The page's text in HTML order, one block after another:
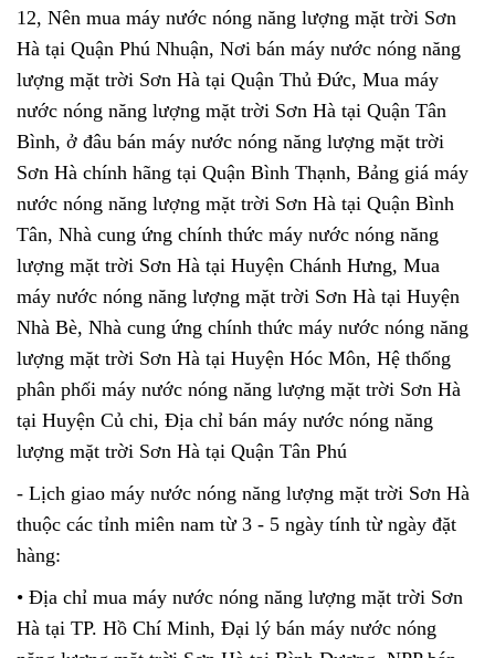
12, Nên mua máy nước nóng năng lượng mặt trời Sơn
Hà tại Quận Phú Nhuận, Nơi bán máy nước nóng năng
lượng mặt trời Sơn Hà tại Quận Thủ Đức, Mua máy
nước nóng năng lượng mặt trời Sơn Hà tại Quận Tân
Bình, ở đâu bán máy nước nóng năng lượng mặt trời
Sơn Hà chính hãng tại Quận Bình Thạnh, Bảng giá máy
nước nóng năng lượng mặt trời Sơn Hà tại Quận Bình
Tân, Nhà cung ứng chính thức máy nước nóng năng
lượng mặt trời Sơn Hà tại Huyện Chánh Hưng, Mua
máy nước nóng năng lượng mặt trời Sơn Hà tại Huyện
Nhà Bè, Nhà cung ứng chính thức máy nước nóng năng
lượng mặt trời Sơn Hà tại Huyện Hóc Môn, Hệ thống
phân phối máy nước nóng năng lượng mặt trời Sơn Hà
tại Huyện Củ chi, Địa chỉ bán máy nước nóng năng
lượng mặt trời Sơn Hà tại Quận Tân Phú
- Lịch giao máy nước nóng năng lượng mặt trời Sơn Hà
thuộc các tỉnh miên nam từ 3 - 5 ngày tính từ ngày đặt
hàng:
• Địa chỉ mua máy nước nóng năng lượng mặt trời Sơn
Hà tại TP. Hồ Chí Minh, Đại lý bán máy nước nóng